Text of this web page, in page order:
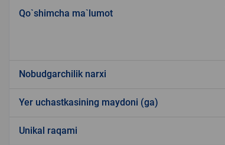
Qo`shimcha ma`lumot
Nobudgarchilik narxi
Yer uchastkasining maydoni (ga)
Unikal raqami